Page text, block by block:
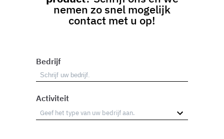
nemen zo snel mogelijk
contact met u op!
Bedrijf
Activiteit